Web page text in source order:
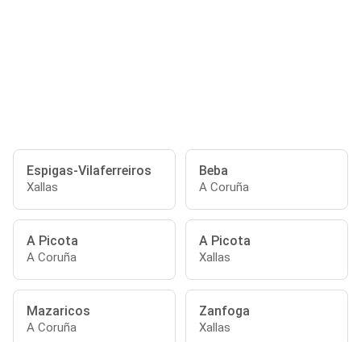
Espigas-Vilaferreiros
Xallas
Beba
A Coruña
A Picota
A Coruña
A Picota
Xallas
Mazaricos
A Coruña
Zanfoga
Xallas